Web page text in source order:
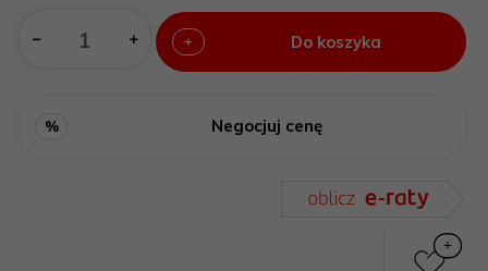
+ Do koszyka
% Negocjuj cenę